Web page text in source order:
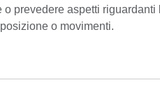
prevedere aspetti
o movimenti.